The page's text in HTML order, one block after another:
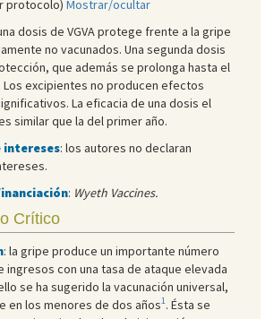
protocolo) Mostrar/ocultar
dosis de VGVA protege frente a la gripe
no vacunados. Una segunda dosis
que además se prolonga hasta el
Los excipientes no producen efectos
La eficacia de una dosis el
similar que la del primer año.
: los autores no declaran
: Wyeth Vaccines.
Crítico
: la gripe produce un importante número
ingresos con una tasa de ataque elevada
se ha sugerido la vacunación universal,
en los menores de dos años1. Ésta se